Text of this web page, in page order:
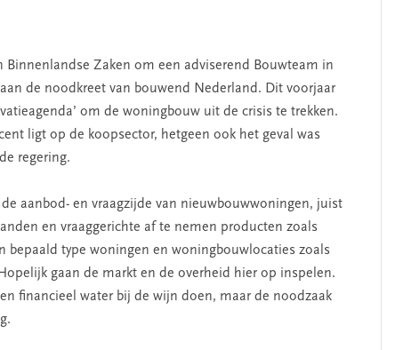
Zaken om een adviserend Bouwteam in
de noodkreet van bouwend Nederland. Dit voorjaar
om de woningbouw uit de crisis te trekken.
ligt op de koopsector, hetgeen ook het geval was
regering.
aanbod- en vraagzijde van nieuwbouwwoningen, juist
en vraaggerichte af te nemen producten zoals
bepaald type woningen en woningbouwlocaties zoals
gaan de markt en de overheid hier op inspelen.
financieel water bij de wijn doen, maar de noodzaak